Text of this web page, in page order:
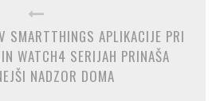
SMARTTHINGS APLIKACIJE PRI
WATCH4 SERIJAH PRINAŠA
NADZOR DOMA